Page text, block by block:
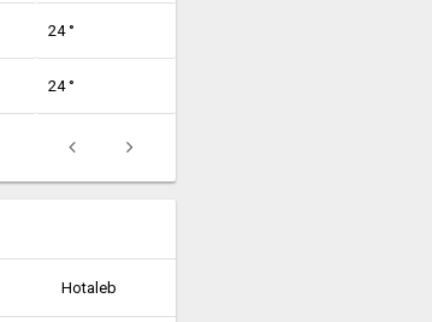
24 °
24 °
Hotaleb